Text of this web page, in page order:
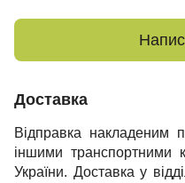
Доставка
Відправка накладеним
іншими транспортними
України. Доставка у